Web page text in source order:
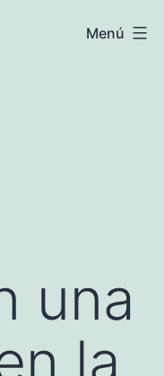
Menú
una
la